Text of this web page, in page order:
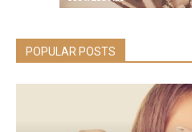
POPULAR POSTS